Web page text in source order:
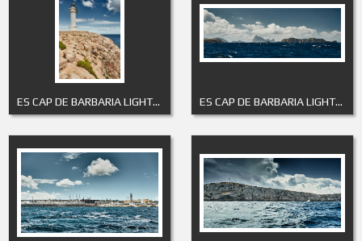
ES CAP DE BARBARIA LIGHTHOUSE 3 ES CAP DE BARBARIA LIGHTHOUSE 4